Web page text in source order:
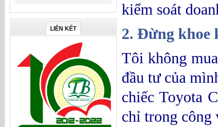
LIÊN KẾT
kiểm soát
2. Đừng khoe
Tôi không
đầu tư của
chiếc Toyota
chỉ trong công